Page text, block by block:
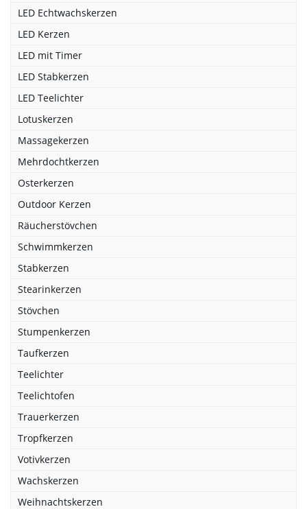
LED Echtwachskerzen
LED Kerzen
LED mit Timer
LED Stabkerzen
LED Teelichter
Lotuskerzen
Massagekerzen
Mehrdochtkerzen
Osterkerzen
Outdoor Kerzen
Räucherstövchen
Schwimmkerzen
Stabkerzen
Stearinkerzen
Stövchen
Stumpenkerzen
Taufkerzen
Teelichter
Teelichtofen
Trauerkerzen
Tropfkerzen
Votivkerzen
Wachskerzen
Weihnachtskerzen